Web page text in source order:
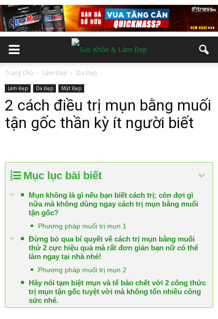
Trang Chủ Làm Đẹp Da Đẹp
Làm Đẹp Da Đẹp Mặt Đẹp
2 cách điều trị mụn bằng muối
tận gốc thần kỳ ít người biết
Mục lục bài biết
Mụn không là gì nếu bạn biết cách trị; còn đợi gì
nữa mà không dùng ngay cách trị mụn bằng muối
tận gốc?
Phương pháp muối trị mụn 1
Đừng bỏ qua bí quyết về cách trị mụn bằng muối
thứ 2 cực hiệu quả mà rất đơn giản bạn nữ có thể
làm ngay tại nhà nhé!
Phương pháp muối trị mụn 2
Hãy nói tạm biệt mụn và tế bào chết với 2 công thức
trị mụn tận gốc tuyệt vời mà không tốn nhiều công
sức nhé.